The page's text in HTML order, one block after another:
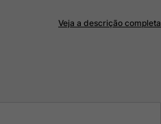
Veja a descrição completa